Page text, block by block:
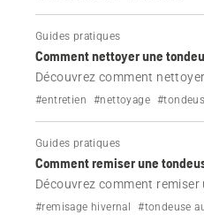
Guides pratiques
Comment nettoyer une
Découvrez comment
autoportées Husqvarna.
#entretien #nettoyage
Guides pratiques
Comment remiser une
Découvrez comment
Husqvarna pour l'hiver, mais
#remisage hivernal #tondeuse